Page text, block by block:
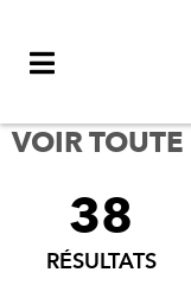
VOIR
FILTRER
RÉSULTATS
38
RÉSULTATS